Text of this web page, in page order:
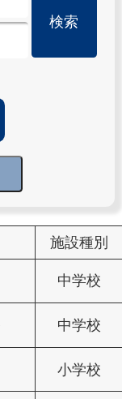
施設種別
中学校
中学校
小学校